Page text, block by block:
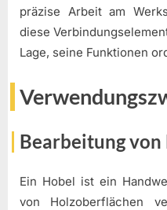
präzise Arbeit am
diese
Lage, seine Funktionen
Bearbeitung
Ein Hobel ist ein
von Holzoberflächen